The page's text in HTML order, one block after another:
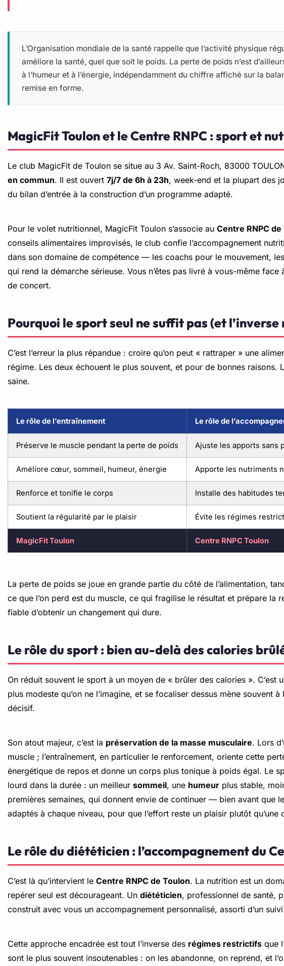
L’Organisation mondiale de la santé rappelle que l’activité physique
améliore la santé, quel que soit le poids. La perte de poids n’est
à l’humeur et à l’énergie, indépendamment du chiffre affiché sur la
remise en forme.
MagicFit Toulon et le Centre RNPC : sport et
Le club MagicFit de Toulon se situe au 3 Av. Saint-Roch, 83000
en commun. Il est ouvert 7j/7 de 6h à 23h, week-end et la plupart des
du bilan d’entrée à la construction d’un programme adapté.
Pour le volet nutritionnel, MagicFit Toulon s’associe au Centre RNPC de
conseils alimentaires improvisés, le club confie l’accompagnement
dans son domaine de compétence — les coachs pour le mouvement,
qui rend la démarche sérieuse. Vous n’êtes pas livré à vous-même
de concert.
Pourquoi le sport seul ne suffit pas (et l’inverse
C’est l’erreur la plus répandue : croire qu’on peut « rattraper » une
régime. Les deux échouent le plus souvent, et pour de bonnes
saine.
Le rôle de l’entraînement Le rôle de
Préserve le muscle pendant la perte de poids Ajuste les apports sans
Améliore cœur, sommeil, humeur, énergie Apporte les nutriments
Renforce et tonifie le corps Installe des habitudes
Soutient la régularité par le plaisir Évite les régimes
MagicFit Toulon Centre RNPC Toulon
La perte de poids se joue en grande partie du côté de l’alimentation,
ce que l’on perd est du muscle, ce qui fragilise le résultat et prépare
fiable d’obtenir un changement qui dure.
Le rôle du sport : bien au-delà des calories
On réduit souvent le sport à un moyen de « brûler des calories ».
plus modeste qu’on ne l’imagine, et se focaliser dessus mène
décisif.
Son atout majeur, c’est la préservation de la masse musculaire. Lors
muscle ; l’entraînement, en particulier le renforcement, oriente cette
énergétique de repos et donne un corps plus tonique à poids égal. Le
lourd dans la durée : un meilleur sommeil, une humeur plus stable,
premières semaines, qui donnent envie de continuer — bien avant que
adaptés à chaque niveau, pour que l’effort reste un plaisir plutôt qu’une
Le rôle du diététicien : l’accompagnement du
C’est là qu’intervient le Centre RNPC de Toulon. La nutrition est un
repérer seul est décourageant. Un diététicien, professionnel de santé,
construit avec vous un accompagnement personnalisé, assorti d’un
Cette approche encadrée est tout l’inverse des régimes restrictifs que
sont le plus souvent insoutenables : on les abandonne, on reprend, et